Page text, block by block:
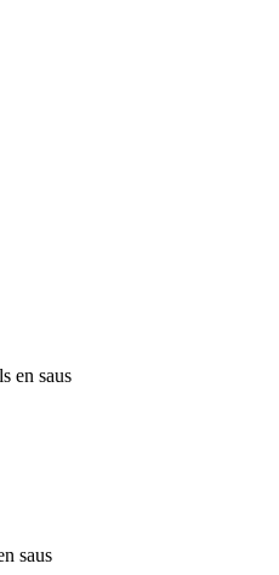
en saus
saus